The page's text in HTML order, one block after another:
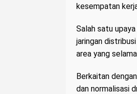
kesempatan
Salah satu
jaringan
area yang
Berkaitan
dan normalisasi